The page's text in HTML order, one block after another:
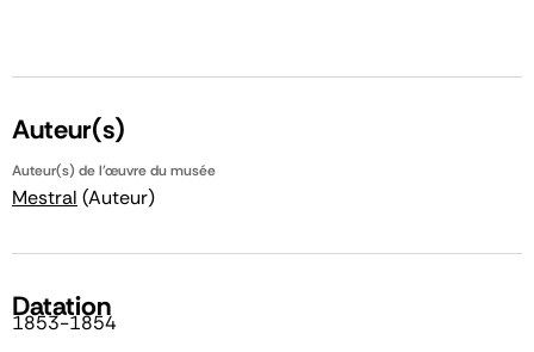
Auteur(s)
Auteur(s) de l'œuvre du musée
Mestral (Auteur)
Datation
1853-1854